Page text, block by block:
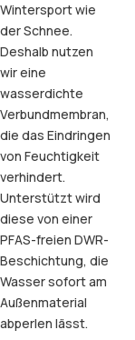
Wintersport wie
der Schnee.
Deshalb nutzen
wir eine
wasserdichte
Verbundmembran,
die das Eindringen
von Feuchtigkeit
verhindert.
Unterstützt wird
diese von einer
PFAS-freien DWR-
Beschichtung, die
Wasser sofort am
Außenmaterial
abperlen lässt.